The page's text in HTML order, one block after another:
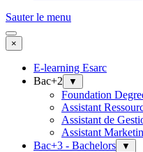
Sauter le menu
×
E-learning Esarc
Bac+2
▼
Foundation
Assistant
Assistant de
Assistant
Bac+3 - Bachelors
▼